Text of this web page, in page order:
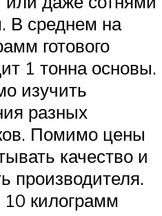
В среднем на
готового
1 тонна основы.
изучить
разных
Помимо цены
качество и
производителя.
килограмм